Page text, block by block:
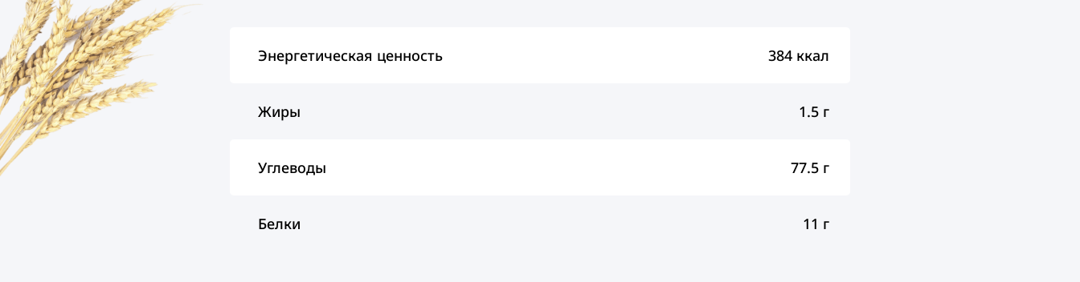
Энергетическая ценность 384 ккал
Жиры 1.5 г
Углеводы 77.5 г
Белки 11 г